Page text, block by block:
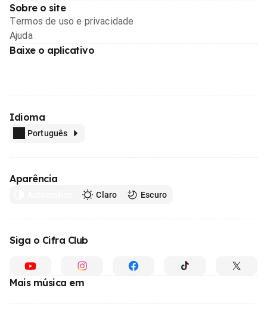
Sobre o site
Termos de uso e privacidade
Ajuda
Baixe o aplicativo
Idioma
Português
Aparência
Claro Escuro
Siga o Cifra Club
Mais música em